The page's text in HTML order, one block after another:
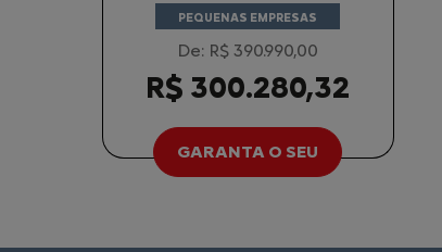
PEQUENAS EMPRESAS
De: R$ 390.990,00
R$ 300.280,32
GARANTA O SEU